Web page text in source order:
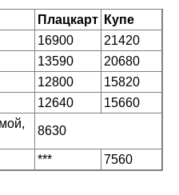
Плацкарт Купе
16900
21420
13590
20680
12800
15820
12640
15660
8630
*** 7560